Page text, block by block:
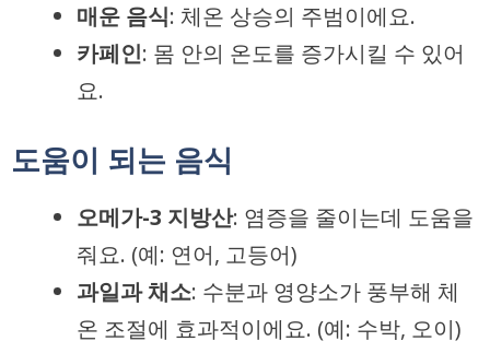
매운 음식: 체온 상승의 주범이에요.
카페인: 몸 안의 온도를 증가시킬 수 있어
요.
도움이 되는 음식
오메가-3 지방산: 염증을 줄이는데 도움을
줘요. (예: 연어, 고등어)
과일과 채소: 수분과 영양소가 풍부해 체
온 조절에 효과적이에요. (예: 수박, 오이)